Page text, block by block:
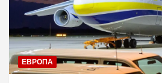
ЕВРОПА